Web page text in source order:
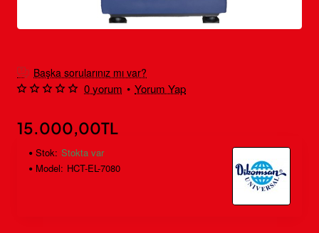
Başka sorularınız mı var?
0 yorum • Yorum Yap
15.000,00TL
Stok: Stokta var
Model: HCT-EL-7080